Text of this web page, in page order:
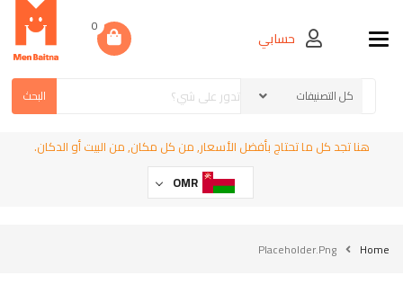
Toggle navigationحسابي
0
البحث
هنا تجد كل ما تحتاج بأفضل الأسعار, من كل مكان, من البيت أو الدكان.
OMR
Home
Placeholder.png